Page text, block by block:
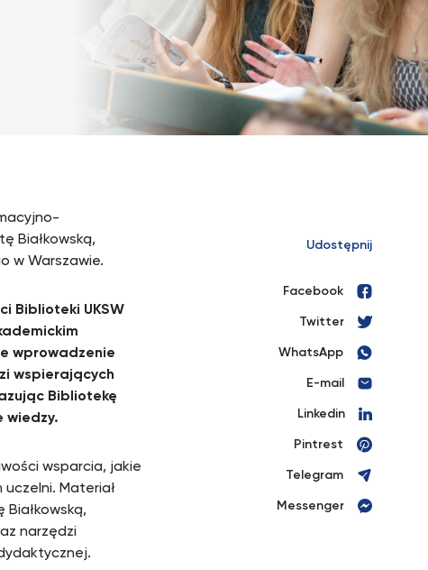
Białkowską,
w Warszawie.
Biblioteki UKSW
wprowadzenie
wspierających
Bibliotekę
wiedzy.
wsparcia, jakie
Materiał
narzędzi
Udostępnij
Facebook
Twitter
WhatsApp
E-mail
Linkedin
Pintrest
Telegram
Messenger